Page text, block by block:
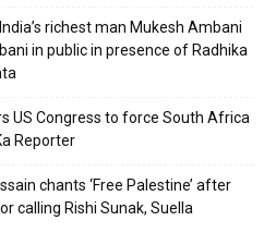
richest man Mukesh Ambani
in public in presence of Radhika
US Congress to force South Africa
Reporter
chants ‘Free Palestine’ after
calling Rishi Sunak, Suella